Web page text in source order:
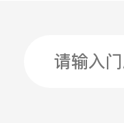
留言